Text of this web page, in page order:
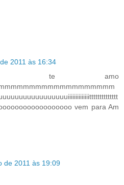
2011 às 16:34
te amo
vem para Am
de 2011 às 19:09